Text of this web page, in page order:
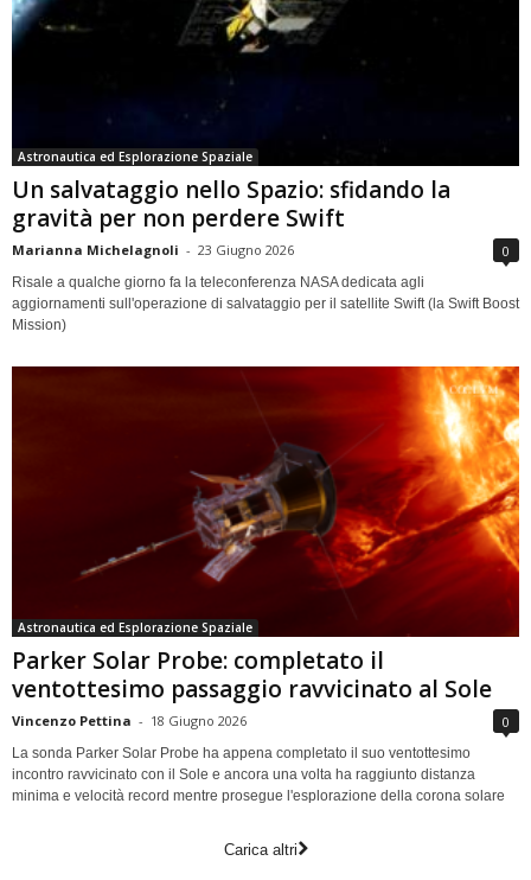
Astronautica ed Esplorazione Spaziale
Un salvataggio nello Spazio: sfidando la
gravità per non perdere Swift
Marianna Michelagnoli - 23 Giugno 2026 0
Risale a qualche giorno fa la teleconferenza NASA dedicata agli
aggiornamenti sull'operazione di salvataggio per il satellite Swift (la Swift Boost
Mission)
Astronautica ed Esplorazione Spaziale
Parker Solar Probe: completato il
ventottesimo passaggio ravvicinato al Sole
Vincenzo Pettina - 18 Giugno 2026 0
La sonda Parker Solar Probe ha appena completato il suo ventottesimo
incontro ravvicinato con il Sole e ancora una volta ha raggiunto distanza
minima e velocità record mentre prosegue l'esplorazione della corona solare
Carica altri